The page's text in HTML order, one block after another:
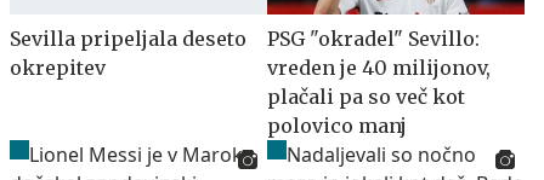
Sevilla pripeljala deseto
okrepitev
PSG "okradel" Sevillo:
vreden je 40 milijonov,
plačali pa so več kot
polovico manj